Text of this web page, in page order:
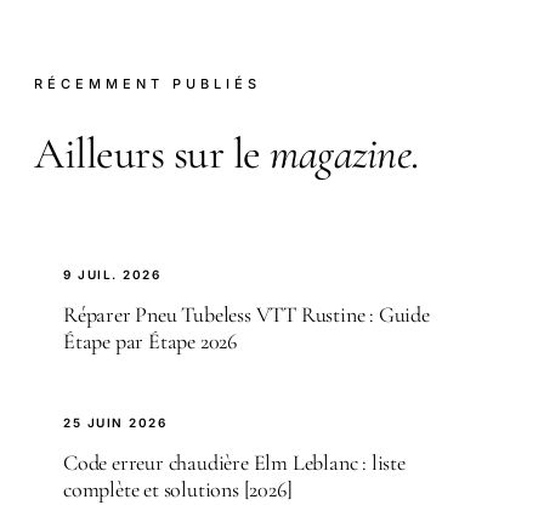
RÉCEMMENT PUBLIÉS
Ailleurs sur le magazine.
9 JUIL. 2026
Réparer Pneu Tubeless VTT Rustine : Guide
Étape par Étape 2026
25 JUIN 2026
Code erreur chaudière Elm Leblanc : liste
complète et solutions [2026]